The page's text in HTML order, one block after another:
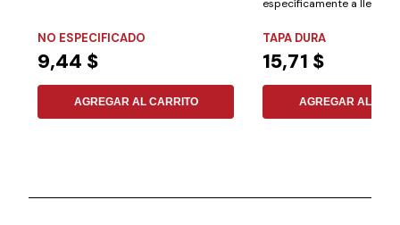
NO ESPECIFICADO
9,44 $
AGREGAR AL CARRITO
específicamente a llevar
TAPA DURA
15,71 $
AGREGAR AL